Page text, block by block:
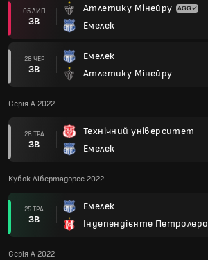
05 ЛИП
ЗВ
Атлетику Мінейру
Емелек
28 ЧЕР
ЗВ
Емелек
Атлетику Мінейру
Серія А 2022
28 ТРА
ЗВ
Технічний університет
Емелек
Кубок Лібертадорес 2022
25 ТРА
ЗВ
Емелек
Індепендієнте Петролеро
Серія А 2022